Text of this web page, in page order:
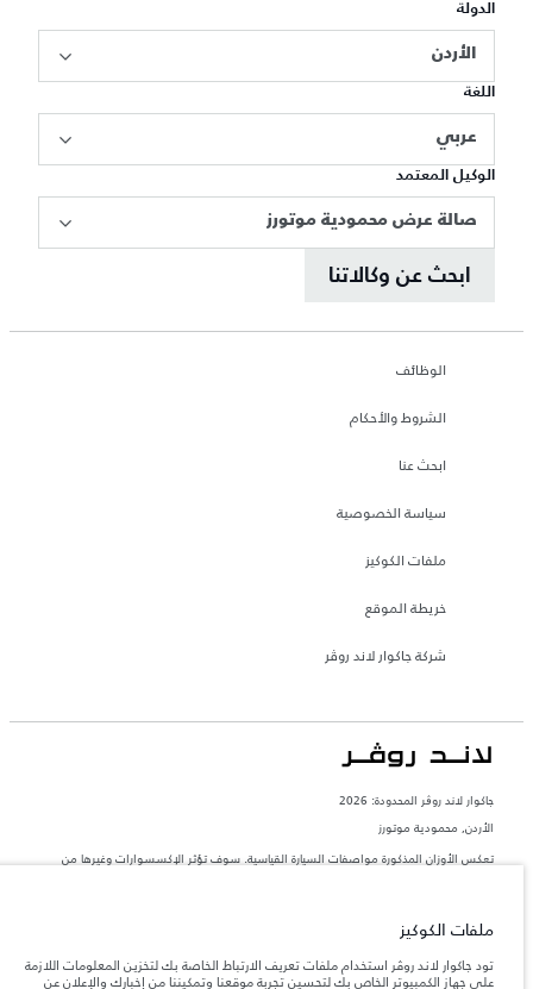
الدولة
الأردن
اللغة
عربي
الوكيل المعتمد
صالة عرض محمودية موتورز
ابحث عن وكالاتنا
الوظائف
الشروط والأحكام
ابحث عنا
سياسة الخصوصية
ملفات الكوكيز
خريطة الموقع
شركة جاكوار لاند روڤر
جاكوار لاند روڨر المحدودة: 2026
الأردن, محمودية موتورز
تعكس الأوزان المذكورة مواصفات السيارة القياسية. سوف تؤثر الإكسسوارات وغيرها من
المعلومات والمواصفات والأسعار والألوان المذكورة على هذا الموقع قد تختلف من بلد إلى
آخر، كما أنّها قد تتغير بدون إشعار مسبق. الرجاء التواصل مع وكيلنا المحلي للتأكد من توفّرها
ملفات الكوكيز
تود جاكوار لاند روڤر استخدام ملفات تعريف الارتباط الخاصة بك لتخزين المعلومات اللازمة
على جهاز الكمبيوتر الخاص بك لتحسين تجربة موقعنا وتمكيننا من إخبارك والإعلان عن